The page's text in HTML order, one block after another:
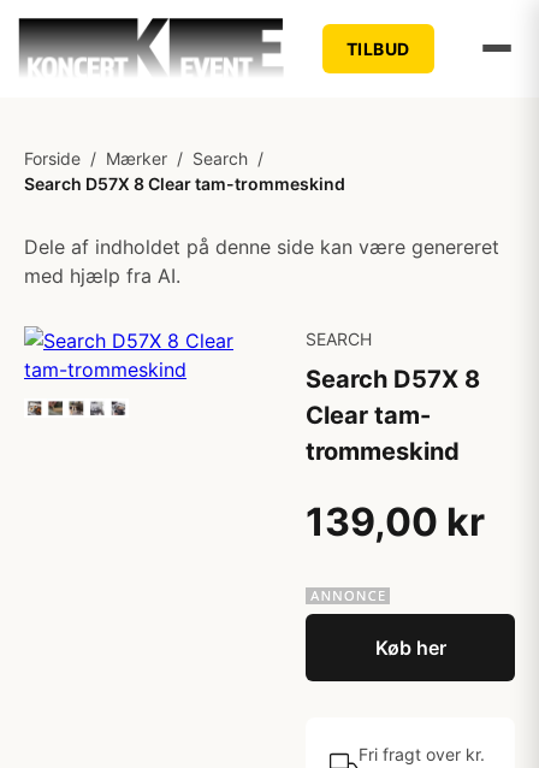
TILBUD
Forside / Mærker / Search /
Search D57X 8 Clear tam-trommeskind
Dele af indholdet på denne side kan være genereret
med hjælp fra AI.
SEARCH
Search D57X 8
Clear tam-
trommeskind
139,00 kr
Køb her
Fri fragt over kr.